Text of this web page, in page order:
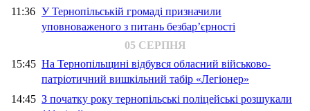
11:36 У Тернопільській громаді призначили
уповноваженого з питань безбар’єрності
05 СЕРПНЯ
15:45 На Тернопільщині відбувся обласний військово-
патріотичний вишкільний табір «Легіонер»
14:45 З початку року тернопільські поліцейські розшукали